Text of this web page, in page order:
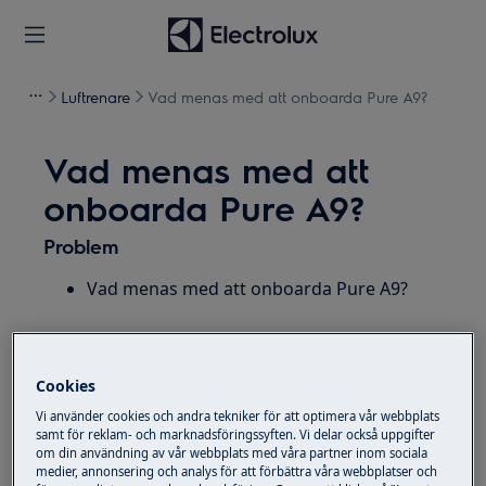
Luftrenare Vad menas med att onboarda Pure A9?
Vad menas med att
onboarda Pure A9?
Problem
Vad menas med att onboarda Pure A9?
Pure A9 App
Luftrenare med app
Lösning
Cookies
Vi använder cookies och andra tekniker för att optimera vår webbplats
samt för reklam- och marknadsföringssyften. Vi delar också uppgifter
om din användning av vår webbplats med våra partner inom sociala
medier, annonsering och analys för att förbättra våra webbplatser och